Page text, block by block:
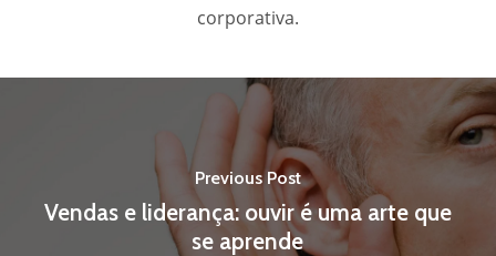
corporativa.
Previous Post
Vendas e liderança: ouvir é uma arte que
se aprende